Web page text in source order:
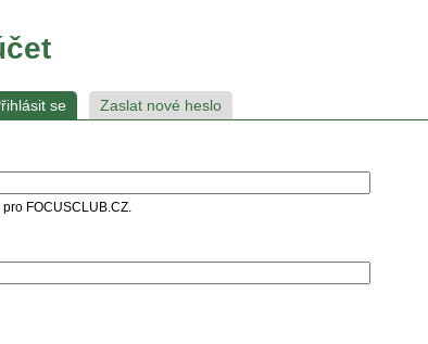
se Zaslat nové heslo
FOCUSCLUB.CZ.